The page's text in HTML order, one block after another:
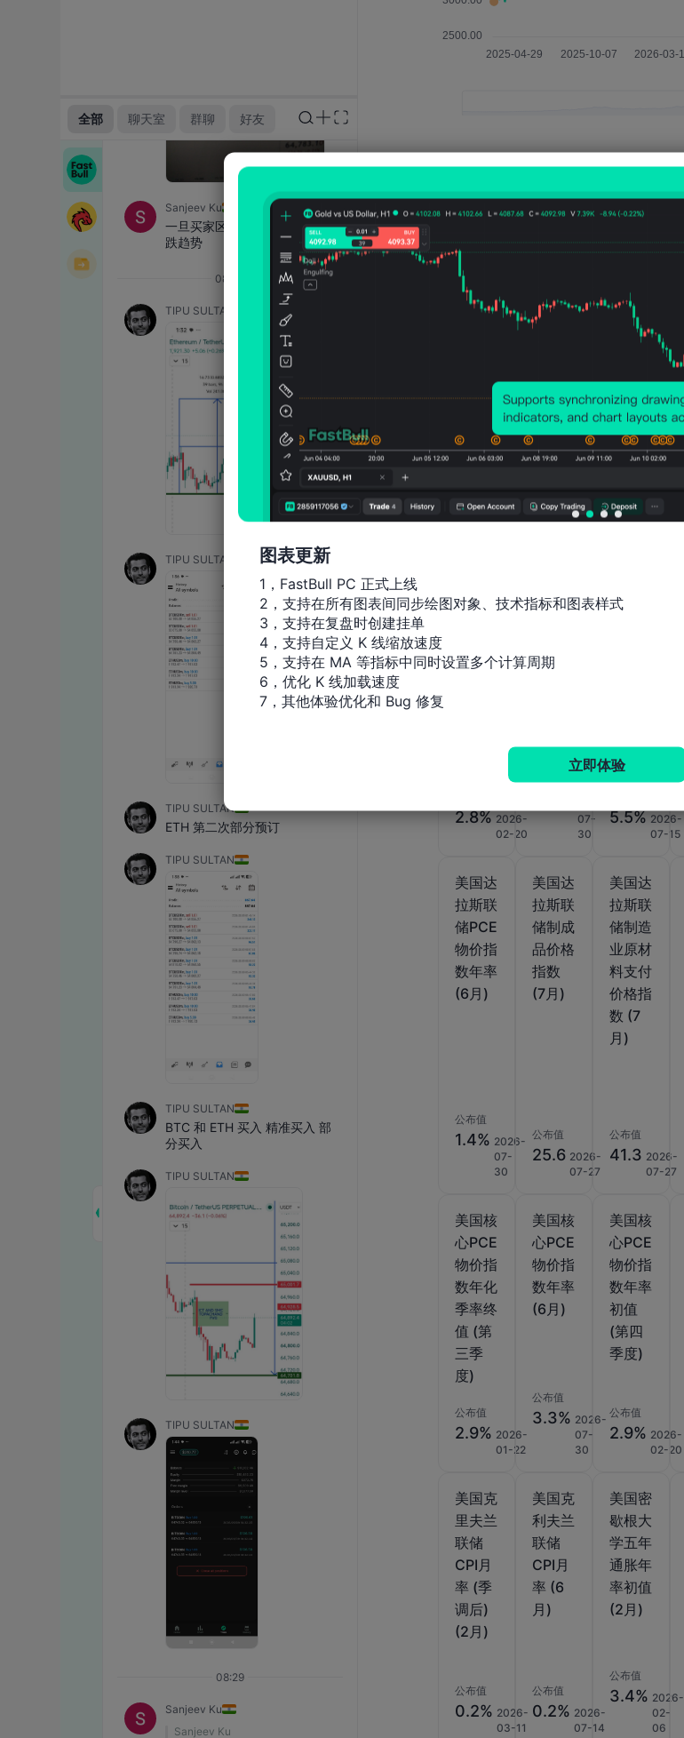
相关指标
美国
CPI
(季调
后) (6
332.57
07-14
美国
调) (6
月)
333.952
07-14
美国
率 (未
季调)
(6月)
3.5%
07-14
价指数
四季
2.8% 2026-
02-20
价指数
公布值
07-
30
率 (6
5.5% 2026-
07-15
美国达
拉斯联
储PCE
物价指
数年率
(6月)
公布值
1.4% 2026-
07-
30
美国达
拉斯联
储制成
品价格
指数
(7月)
公布值
25.6 2026-
07-27
美国达
拉斯联
储制造
业原材
料支付
价格指
数 (7
月)
公布值
41.3 2026-
07-27
美国核
心PCE
物价指
数年化
季率终
值 (第
三季
度)
公布值
2.9% 2026-
01-22
美国核
心PCE
物价指
数年率
(6月)
公布值
3.3% 2026-
07-
30
美国核
心PCE
物价指
数年率
初值
(第四
季度)
公布值
2.9% 2026-
02-20
美国克
里夫兰
联储
CPI月
率 (季
调后)
(2月)
公布值
0.2% 2026-
03-11
美国克
利夫兰
联储
CPI月
率 (6
月)
公布值
0.2% 2026-
07-14
美国密
歇根大
学五年
通胀年
率初值
(2月)
公布值
3.4% 2026-
02-
06
图表更新
1，FastBull PC 正式上线
2，支持在所有图表间同步绘图对象、技术指标和图表样式
3，支持在复盘时创建挂单
4，支持自定义 K 线缩放速度
5，支持在 MA 等指标中同时设置多个计算周期
6，优化 K 线加载速度
7，其他体验优化和 Bug 修复
立即体验